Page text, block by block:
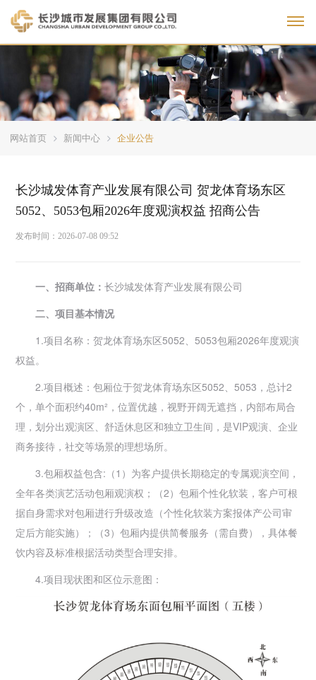
网站首页 新闻中心 企业公告
长沙城发体育产业发展有限公司 贺龙体育场东区
5052、5053包厢2026年度观演权益 招商公告
发布时间： 2026-07-08 09:52
一、招商单位： 长沙城发体育产业发展有限公司
二、项目基本情况
1.项目名称：贺龙体育场东区5052、5053包厢2026年度观演
权益。
2.项目概述：包厢位于贺龙体育场东区5052、5053，总计2
个，单个面积约40m²，位置优越，视野开阔无遮挡，内部布局合
理，划分出观演区、舒适休息区和独立卫生间，是VIP观演、企业
商务接待，社交等场景的理想场所。
3.包厢权益包含:（1）为客户提供长期稳定的专属观演空间，
全年各类演艺活动包厢观演权；（2）包厢个性化软装，客户可根
据自身需求对包厢进行升级改造（个性化软装方案报体产公司审
定后方能实施）；（3）包厢内提供简餐服务（需自费），具体餐
饮内容及标准根据活动类型合理安排。
4.项目现状图和区位示意图：